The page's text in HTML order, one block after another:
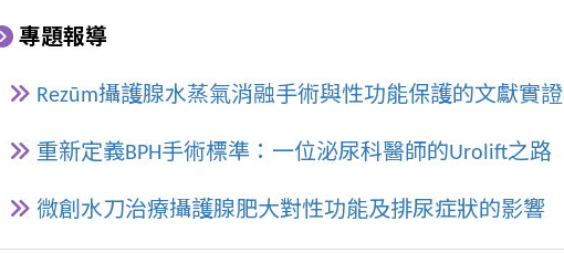
專題報導
Rezūm攝護腺水蒸氣消融手術與性功能保護的文獻實證
重新定義BPH手術標準：一位泌尿科醫師的Urolift之路
微創水刀治療攝護腺肥大對性功能及排尿症狀的影響